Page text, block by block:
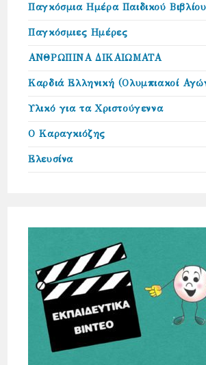
Παγκόσμια Ημέρα Παιδικού Βιβλίου
Παγκόσμιες Ημέρες
ΑΝΘΡΩΠΙΝΑ ΔΙΚΑΙΩΜΑΤΑ
Καρδιά Ελληνική (Ολυμπιακοί
Υλικό για τα Χριστούγεννα
Ο Καραγκιόζης
Ελευσίνα